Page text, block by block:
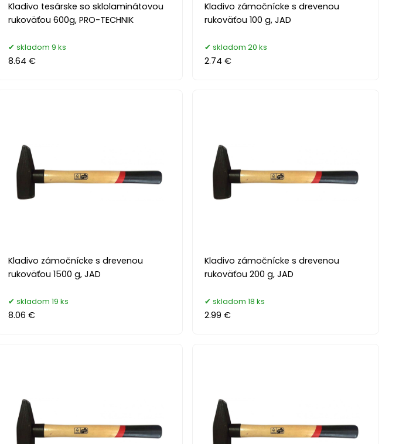
Kladivo tesárske so sklolaminátovou
rukoväťou 600g, PRO-TECHNIK
skladom 9 ks
8.64 €
Kladivo zámočnícke s drevenou
rukoväťou 100 g, JAD
skladom 20 ks
2.74 €
Kladivo zámočnícke s drevenou
rukoväťou 1500 g, JAD
skladom 19 ks
8.06 €
Kladivo zámočnícke s drevenou
rukoväťou 200 g, JAD
skladom 18 ks
2.99 €